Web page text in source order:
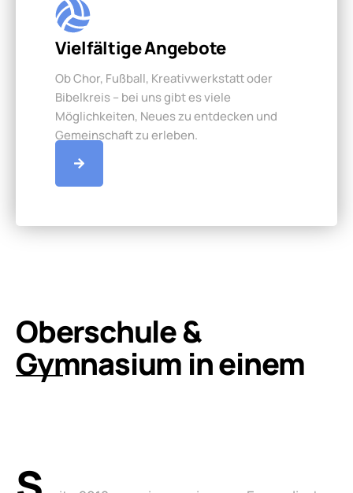
Vielfältige Angebote
Ob Chor, Fußball, Kreativwerkstatt oder
Bibelkreis – bei uns gibt es viele
Möglichkeiten, Neues zu entdecken und
Gemeinschaft zu erleben.
Oberschule &
Gymnasium in einem